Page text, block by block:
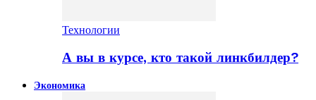
Технологии
А вы в курсе, кто такой линкбилдер?
Экономика